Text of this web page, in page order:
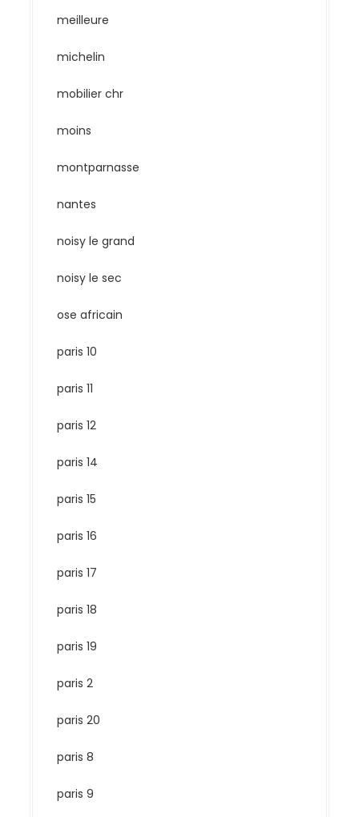
meilleure
michelin
mobilier chr
moins
montparnasse
nantes
noisy le grand
noisy le sec
ose africain
paris 10
paris 11
paris 12
paris 14
paris 15
paris 16
paris 17
paris 18
paris 19
paris 2
paris 20
paris 8
paris 9